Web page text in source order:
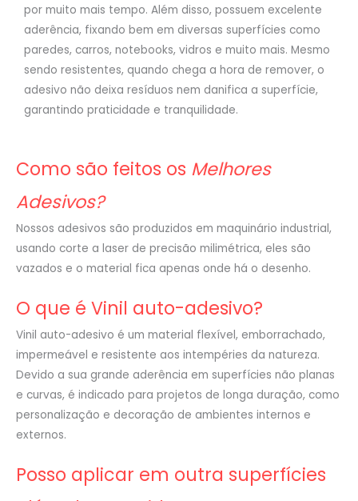
por muito mais tempo. Além disso, possuem excelente
aderência, fixando bem em diversas superfícies como
paredes, carros, notebooks, vidros e muito mais. Mesmo
sendo resistentes, quando chega a hora de remover, o
adesivo não deixa resíduos nem danifica a superfície,
garantindo praticidade e tranquilidade.
Como são feitos os Melhores
Adesivos?
Nossos adesivos são produzidos em maquinário industrial,
usando corte a laser de precisão milimétrica, eles são
vazados e o material fica apenas onde há o desenho.
O que é Vinil auto-adesivo?
Vinil auto-adesivo é um material flexível, emborrachado,
impermeável e resistente aos intempéries da natureza.
Devido a sua grande aderência em superfícies não planas
e curvas, é indicado para projetos de longa duração, como
personalização e decoração de ambientes internos e
externos.
Posso aplicar em outra superfícies